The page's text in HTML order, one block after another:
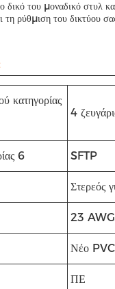
δικό του μοναδικό στυλ
ρύθμιση του δικτύου
κατηγορίας
4
6 SFTP
Στερεός
23 AWG
Νέο
ΠΕ